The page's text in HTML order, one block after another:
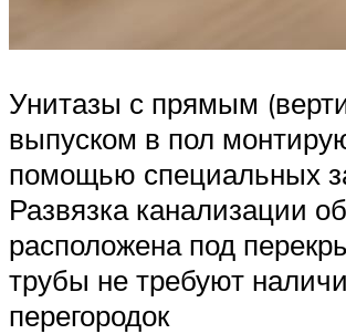
Унитазы с прямым
выпуском в пол
помощью специальных
Развязка канализации
расположена под
трубы не требуют
перегородок